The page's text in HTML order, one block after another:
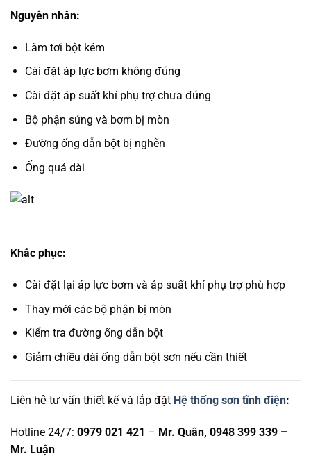
Nguyên nhân:
Làm tơi bột kém
Cài đặt áp lực bơm không đúng
Cài đặt áp suất khí phụ trợ chưa đúng
Bộ phận súng và bơm bị mòn
Đường ống dẫn bột bị nghẽn
Ống quá dài
Khắc phục:
Cài đặt lại áp lực bơm và áp suất khí phụ trợ phù hợp
Thay mới các bộ phận bị mòn
Kiểm tra đường ống dẫn bột
Giảm chiều dài ống dẫn bột sơn nếu cần thiết
Liên hệ tư vấn thiết kế và lắp đặt Hệ thống sơn tĩnh điện:
Hotline 24/7: 0979 021 421 – Mr. Quân, 0948 399 339 –
Mr. Luận